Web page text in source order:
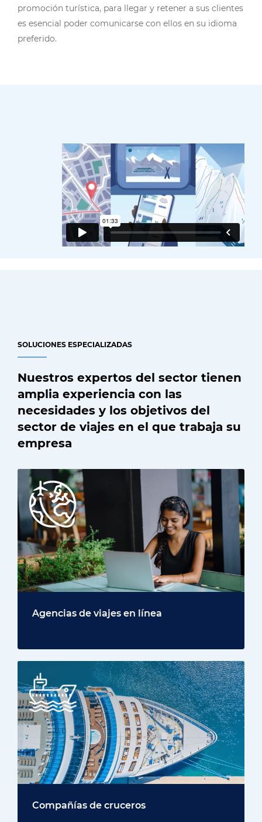
promoción turística, para llegar y retener a sus clientes
es esencial poder comunicarse con ellos en su idioma
preferido.
SOLUCIONES ESPECIALIZADAS
Nuestros expertos del sector tienen
amplia experiencia con las
necesidades y los objetivos del
sector de viajes en el que trabaja su
empresa
Agencias de viajes en línea
Compañías de cruceros